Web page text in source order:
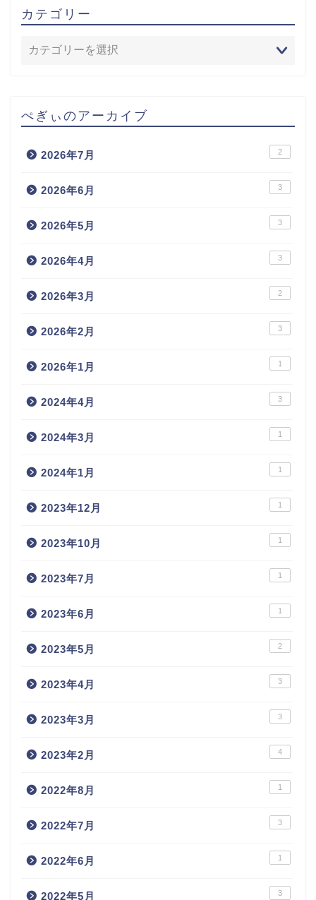
カテゴリー
ぺぎぃのアーカイブ
2026年7月 2
2026年6月 3
2026年5月 3
2026年4月 3
2026年3月 2
2026年2月 3
2026年1月 1
2024年4月 3
2024年3月 1
2024年1月 1
2023年12月 1
2023年10月 1
2023年7月 1
2023年6月 1
2023年5月 2
2023年4月 3
2023年3月 3
2023年2月 4
2022年8月 1
2022年7月 3
2022年6月 1
2022年5月 3